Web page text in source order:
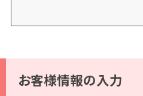
お客様情報の入力